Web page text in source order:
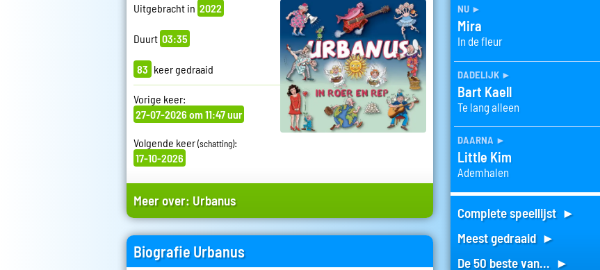
Uitgebracht in 2022
Duurt 03:35
83 keer gedraaid
Vorige keer:
27-07-2026 om 11:47 uur
Volgende keer(schatting):
17-10-2026
Meer over: Urbanus
Biografie Urbanus
nu ►
Mira
In de fleur
dadelijk ►
Bart Kaell
Te lang alleen
daarna ►
Little Kim
Ademhalen
Complete speellijst ►
Meest gedraaid ►
De 50 beste van... ►